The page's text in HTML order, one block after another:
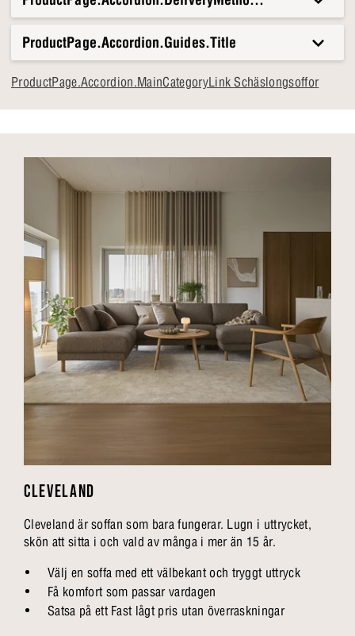
ProductPage.Accordion.Guides.Title
ProductPage.Accordion.MainCategoryLink Schäslongsoffor
CLEVELAND
Cleveland är soffan som bara fungerar. Lugn i uttrycket,
skön att sitta i och vald av många i mer än 15 år.
Välj en soffa med ett välbekant och tryggt uttryck
Få komfort som passar vardagen
Satsa på ett Fast lågt pris utan överraskningar